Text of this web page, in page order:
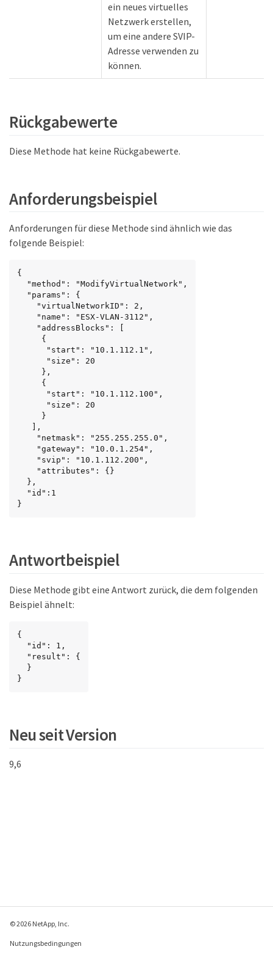
ein neues virtuelles
Netzwerk erstellen,
um eine andere SVIP-
Adresse verwenden zu
können.
Rückgabewerte
Diese Methode hat keine Rückgabewerte.
Anforderungsbeispiel
Anforderungen für diese Methode sind ähnlich wie das
folgende Beispiel:
{
}
Antwortbeispiel
Diese Methode gibt eine Antwort zurück, die dem folgenden
Beispiel ähnelt:
{
}
Neu seit Version
9,6
© 2026 NetApp, Inc.
Nutzungsbedingungen